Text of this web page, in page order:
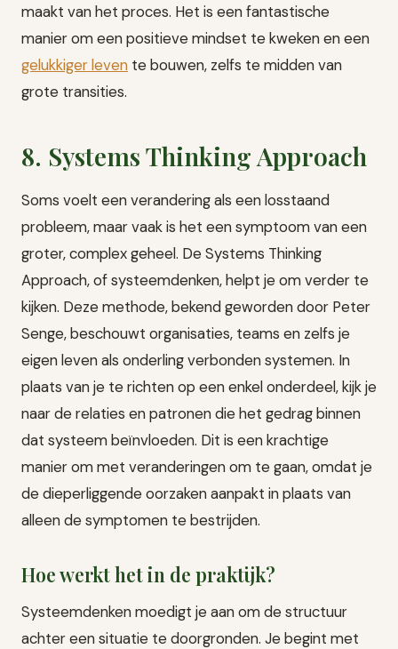
maakt van het proces. Het is een fantastische
manier om een positieve mindset te kweken en een
gelukkiger leven te bouwen, zelfs te midden van
grote transities.
8. Systems Thinking Approach
Soms voelt een verandering als een losstaand
probleem, maar vaak is het een symptoom van een
groter, complex geheel. De Systems Thinking
Approach, of systeemdenken, helpt je om verder te
kijken. Deze methode, bekend geworden door Peter
Senge, beschouwt organisaties, teams en zelfs je
eigen leven als onderling verbonden systemen. In
plaats van je te richten op een enkel onderdeel, kijk je
naar de relaties en patronen die het gedrag binnen
dat systeem beïnvloeden. Dit is een krachtige
manier om met veranderingen om te gaan, omdat je
de dieperliggende oorzaken aanpakt in plaats van
alleen de symptomen te bestrijden.
Hoe werkt het in de praktijk?
Systeemdenken moedigt je aan om de structuur
achter een situatie te doorgronden. Je begint met